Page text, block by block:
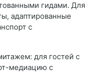
гидами. Для
адаптированные
с
для гостей с
медиацию с